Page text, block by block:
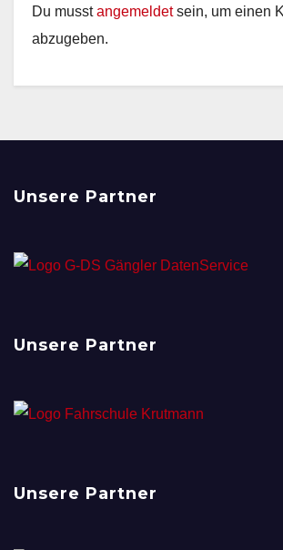
Du musstangemeldetsein, um einen
abzugeben.
Unsere Partner
Unsere Partner
Unsere Partner